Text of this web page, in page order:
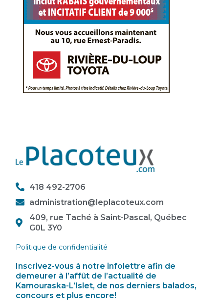
418 492-2706
administration@leplacoteux.com
409, rue Taché à Saint-Pascal, Québec
G0L 3Y0
Politique de confidentialité
Inscrivez-vous à notre infolettre afin de
demeurer à l’affût de l’actualité de
Kamouraska-L’Islet, de nos derniers balados,
concours et plus encore!